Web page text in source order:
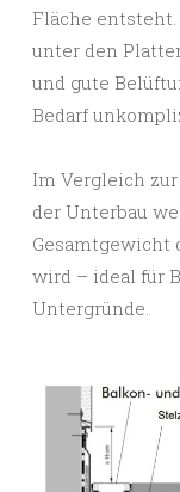
Fläche
unter den
und gute
Bedarf
Im Vergleich
der Unterbau
wird – ideal für
Untergründe.